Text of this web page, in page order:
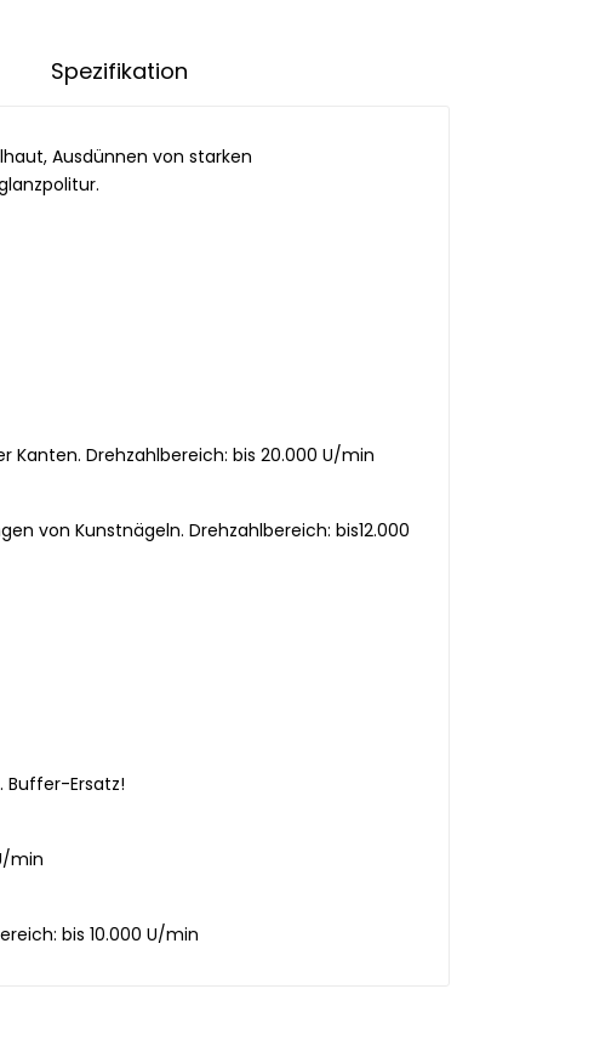
Spezifikation
Ausdünnen von starken
Kanten. Drehzahlbereich: bis 20.000 U/min
von Kunstnägeln. Drehzahlbereich: bis12.000
Buffer-Ersatz!
min
bis 10.000 U/min